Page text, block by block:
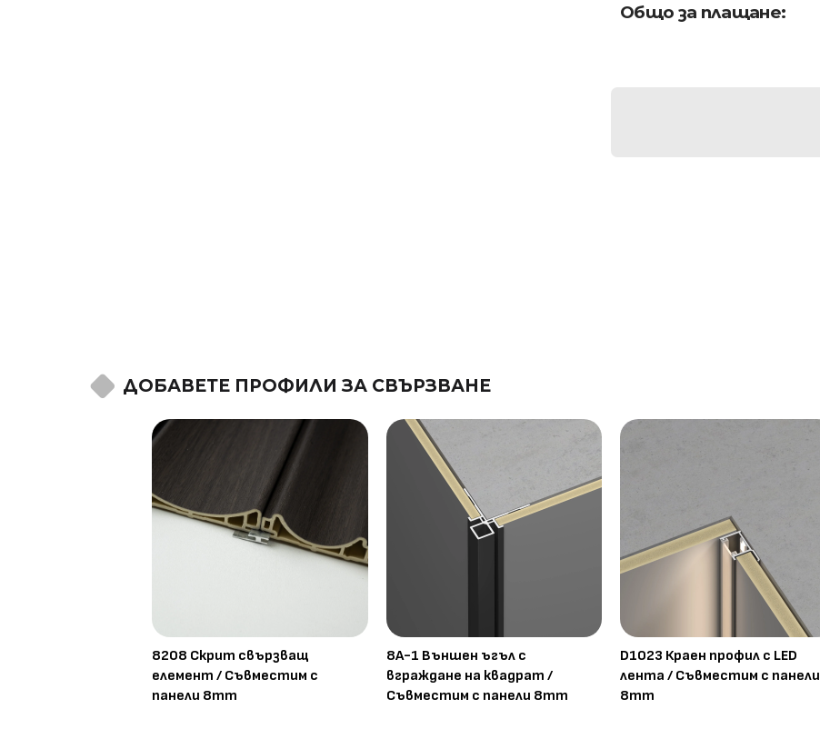
Общо за плащане:
ДОБАВЕТЕ ПРОФИЛИ ЗА СВЪРЗВАНЕ
8208 Скрит свързващ
елемент / Съвместим с
панели 8mm
8A-1 Външен ъгъл с
вграждане на квадрат /
Съвместим с панели 8mm
D1023 Краен профил с LED
лента / Съвместим с панели
8mm